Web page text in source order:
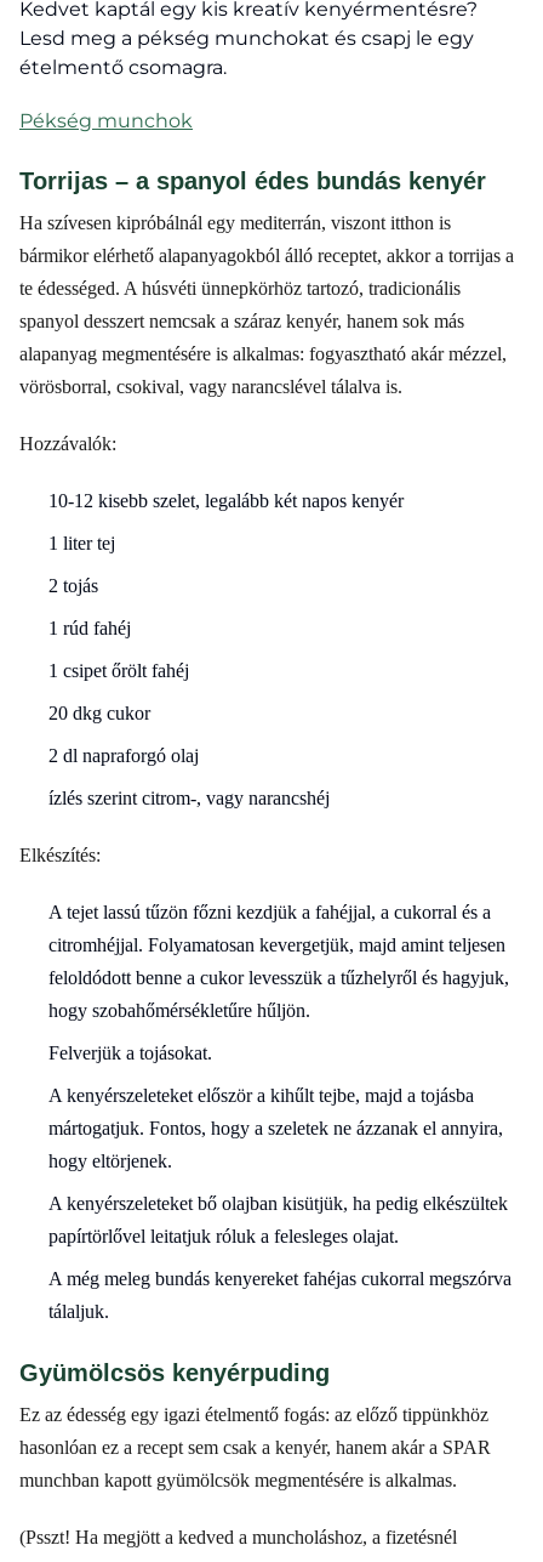
Kedvet kaptál egy kis kreatív kenyérmentésre?
Lesd meg a pékség munchokat és csapj le egy
ételmentő csomagra.
Pékség munchok
Torrijas – a spanyol édes bundás kenyér
Ha szívesen kipróbálnál egy mediterrán, viszont itthon is
bármikor elérhető alapanyagokból álló receptet, akkor a torrijas a
te édességed. A húsvéti ünnepkörhöz tartozó, tradicionális
spanyol desszert nemcsak a száraz kenyér, hanem sok más
alapanyag megmentésére is alkalmas: fogyasztható akár mézzel,
vörösborral, csokival, vagy narancslével tálalva is.
Hozzávalók:
10-12 kisebb szelet, legalább két napos kenyér
1 liter tej
2 tojás
1 rúd fahéj
1 csipet őrölt fahéj
20 dkg cukor
2 dl napraforgó olaj
ízlés szerint citrom-, vagy narancshéj
Elkészítés:
A tejet lassú tűzön főzni kezdjük a fahéjjal, a cukorral és a
citromhéjjal. Folyamatosan kevergetjük, majd amint teljesen
feloldódott benne a cukor levesszük a tűzhelyről és hagyjuk,
hogy szobahőmérsékletűre hűljön.
Felverjük a tojásokat.
A kenyérszeleteket először a kihűlt tejbe, majd a tojásba
mártogatjuk. Fontos, hogy a szeletek ne ázzanak el annyira,
hogy eltörjenek.
A kenyérszeleteket bő olajban kisütjük, ha pedig elkészültek
papírtörlővel leitatjuk róluk a felesleges olajat.
A még meleg bundás kenyereket fahéjas cukorral megszórva
tálaljuk.
Gyümölcsös kenyérpuding
Ez az édesség egy igazi ételmentő fogás: az előző tippünkhöz
hasonlóan ez a recept sem csak a kenyér, hanem akár a SPAR
munchban kapott gyümölcsök megmentésére is alkalmas.
(Psszt! Ha megjött a kedved a muncholáshoz, a fizetésnél